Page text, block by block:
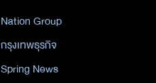
Nation Group
กรุงเทพธุรกิจ
Spring News